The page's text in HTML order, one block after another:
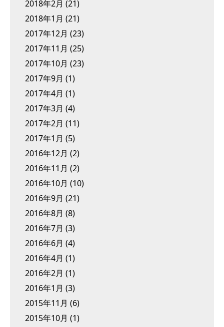
2018年2月 (21)
2018年1月 (21)
2017年12月 (23)
2017年11月 (25)
2017年10月 (23)
2017年9月 (1)
2017年4月 (1)
2017年3月 (4)
2017年2月 (11)
2017年1月 (5)
2016年12月 (2)
2016年11月 (2)
2016年10月 (10)
2016年9月 (21)
2016年8月 (8)
2016年7月 (3)
2016年6月 (4)
2016年4月 (1)
2016年2月 (1)
2016年1月 (3)
2015年11月 (6)
2015年10月 (1)